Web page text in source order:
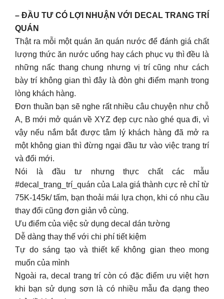
– ĐẦU TƯ CÓ LỢI NHUẬN VỚI DECAL TRANG TRÍ
QUÁN
Thật ra mỗi một quán ăn quán nước để đánh giá chất
lượng thức ăn nước uống hay cách phục vụ thì đều là
những nấc thang chung nhưng vị trí cũng như cách
bày trí không gian thì đây là đòn ghi điểm mạnh trong
lòng khách hàng.
Đơn thuần bạn sẽ nghe rất nhiều câu chuyện như chỗ
A, B mới mở quán về XYZ đẹp cực nào ghé qua đi, vì
vậy nếu nắm bắt được tâm lý khách hàng đã mở ra
một không gian thì đừng ngại đầu tư vào việc trang trí
và đổi mới.
Nói là đầu tư nhưng thực chất các mẫu
#decal_trang_trí_quán của Lala giá thành cực rẻ chỉ từ
75K-145k/ tấm, bạn thoải mái lựa chọn, khi có nhu cầu
thay đổi cũng đơn giản vô cùng.
Ưu điểm của việc sử dụng decal dán tường
Dễ dàng thay thế với chi phí tiết kiệm
Tự do sáng tạo và thiết kế không gian theo mong
muốn của mình
Ngoài ra, decal trang trí còn có đặc điểm ưu việt hơn
khi bạn sử dụng sơn là có nhiều mẫu đa dạng theo